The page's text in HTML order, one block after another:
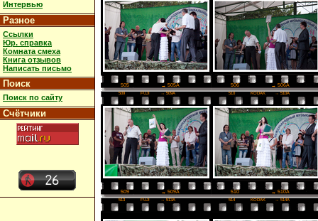
Интервью
Разное
Ссылки
Юр. справка
Комната смеха
Книга отзывов
Написать письмо
Поиск
Поиск по сайту
Счётчики
505 → 505A 506 → 506A
509 FUJI → 509A 510 KODAK → 510A
509 → 509A 510 → 510A
513 FUJI → 513A 514 KODAK → 514A